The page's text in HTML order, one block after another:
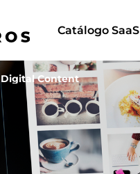
Catálogo SaaS
Digital Content